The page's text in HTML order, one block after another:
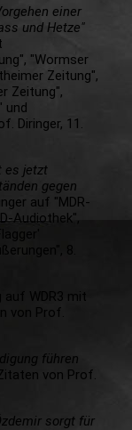
einer
und Hetze"
"Wormser
Zeitung",
Zeitung",
und
Diringer, 11.
es jetzt
gegen
auf "MDR-
Audiothek",
8.
auf WDR3 mit
von Prof.
führen
von Prof.
sorgt für